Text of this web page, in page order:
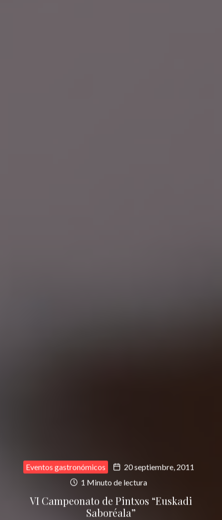
Eventos gastronómicos
20 septiembre, 2011
1 Minuto de lectura
VI Campeonato de Pintxos “Euskadi
Saboréala”